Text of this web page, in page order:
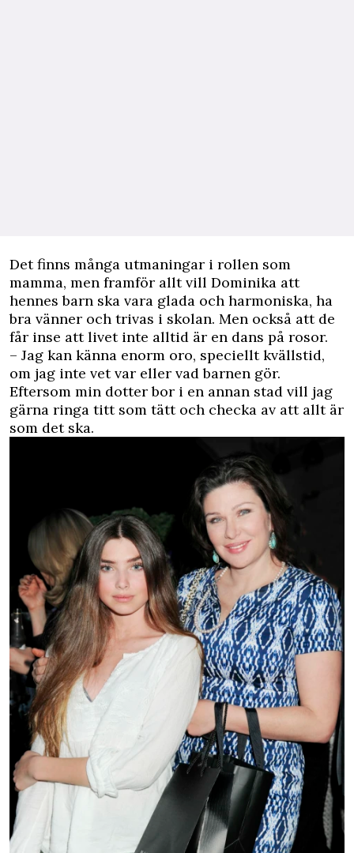
Det finns många utmaningar i rollen som
mamma, men framför allt vill Dominika att
hennes barn ska vara glada och harmoniska, ha
bra vänner och trivas i skolan. Men också att de
får inse att livet inte alltid är en dans på rosor.
– Jag kan känna enorm oro, speciellt kvällstid,
om jag inte vet var eller vad barnen gör.
Eftersom min dotter bor i en annan stad vill jag
gärna ringa titt som tätt och checka av att allt är
som det ska.